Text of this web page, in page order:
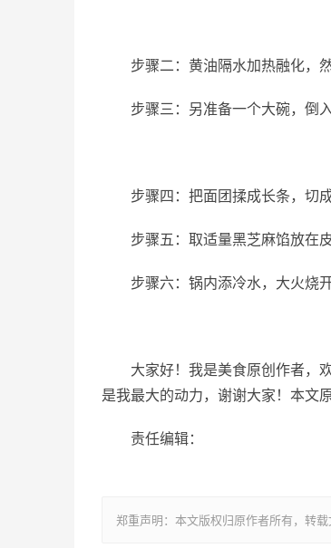
步骤二：黄油隔水加热融化，
步骤三：另准备一个大碗，倒
步骤四：把面团揉成长条，切
步骤五：取适量黑芝麻馅放在
步骤六：锅内添冷水，大火烧
大家好！我是美食原创作者，
是我最大的动力，谢谢大家！本文
责任编辑：
郑重声明：本文版权归原作者所有，转